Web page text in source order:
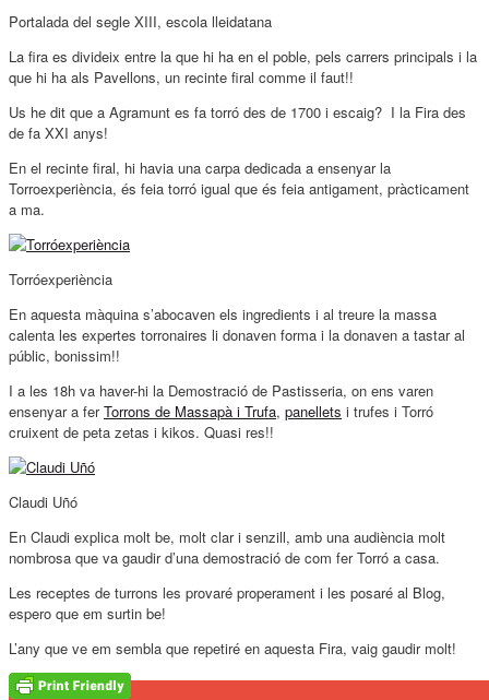
Portalada del segle XIII, escola lleidatana
La fira es divideix entre la que hi ha en el poble, pels carrers principals i la
que hi ha als Pavellons, un recinte firal comme il faut!!
Us he dit que a Agramunt es fa torró des de 1700 i escaig? I la Fira des
de fa XXI anys!
En el recinte firal, hi havia una carpa dedicada a ensenyar la
Torroexperiència, és feia torró igual que és feia antigament, pràcticament
a ma.
Torróexperiència
En aquesta màquina s’abocaven els ingredients i al treure la massa
calenta les expertes torronaires li donaven forma i la donaven a tastar al
públic, bonissim!!
I a les 18h va haver-hi la Demostració de Pastisseria, on ens varen
ensenyar a ferTorrons de Massapà i Trufa, panellets i trufes i Torró
cruixent de peta zetas i kikos. Quasi res!!
Claudi Uñó
En Claudi explica molt be, molt clar i senzill, amb una audiència molt
nombrosa que va gaudir d’una demostració de com fer Torró a casa.
Les receptes de turrons les provaré properament i les posaré al Blog,
espero que em surtin be!
L’any que ve em sembla que repetiré en aquesta Fira, vaig gaudir molt!